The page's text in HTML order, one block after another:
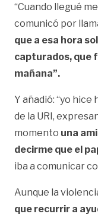
“Cuando llegué
comunicó por
que a esa hora
capturados, que
mañana”.
Y añadió: “yo
de la URI,
momento una
decirme que el
iba a comunicar
Aunque la
que recurrir a